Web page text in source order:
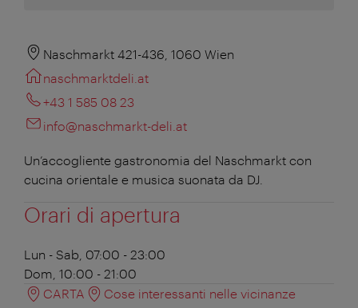
Naschmarkt 421-436, 1060 Wien
naschmarktdeli.at
+43 1 585 08 23
info@naschmarkt-deli.at
Un’accogliente gastronomia del Naschmarkt con
cucina orientale e musica suonata da DJ.
Orari di apertura
Lun - Sab, 07:00 - 23:00
Dom, 10:00 - 21:00
CARTA
Cose interessanti nelle vicinanze